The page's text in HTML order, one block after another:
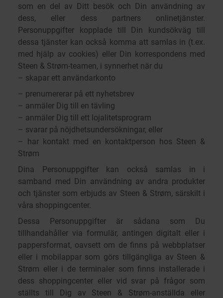
som en del av Ditt besök och Din användning av
dess, eller dess partners onlinetjänster.
Personuppgifter kopplade till Din kundsökväg till
dessa tjänster kan också komma att samlas in (t.ex.
med hjälp av cookies) eller Din korrespondens med
Steen & Strøm-teamen, i synnerhet när du
– skapar ett användarkonto
– prenumererar på ett nyhetsbrev
– anmäler Dig till en tävling
– anmäler Dig till ett lojalitetsprogram
– svarar på nöjdhetsundersökningar, eller
– har kontakt med en kontaktperson hos Steen &
Strøm
Dina Personuppgifter kan också samlas in i
samband med Din användning av andra produkter
och tjänster som erbjuds av Steen & Strøm, särskilt i
våra shoppingcenter.
Dessa Personuppgifter är sådana som Du
tillhandahåller via formulär, antingen digitalt eller i
pappersformat, oavsett om de finns på webbplatser
eller i mobilappar som görs tillgängliga av Steen &
Strøm eller i de terminaler som finns installerade i
dess shoppingcenter eller vid svar på frågor som
ställts till Dig av Steen & Strøm-anställda eller